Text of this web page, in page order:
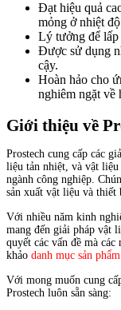
Đạt hiệu quả
mỏng ở nhiệt
Lý tưởng để lấp
Được sử dụng
cậy.
Hoàn hảo cho
nghiêm ngặt về
Giới thiệu về
Prostech cung cấp các
liệu tản nhiệt, và vật
ngành công nghiệp.
sản xuất vật liệu và thiết
Với nhiều năm kinh
mang đến giải pháp vật
quyết các vấn đề mà
khảo danh mục sản
Với mong muốn cung
Prostech luôn sẵn sàng: